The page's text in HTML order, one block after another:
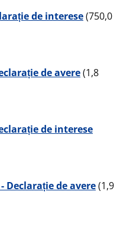
de interese(750,0
de avere(1,8
de interese
Declarație de avere(1,9